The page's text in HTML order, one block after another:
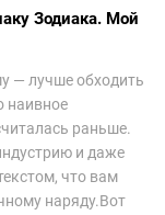
Зодиака. Мой
— лучше обходить
наивное
раньше.
и даже
что вам
наряду.Вот